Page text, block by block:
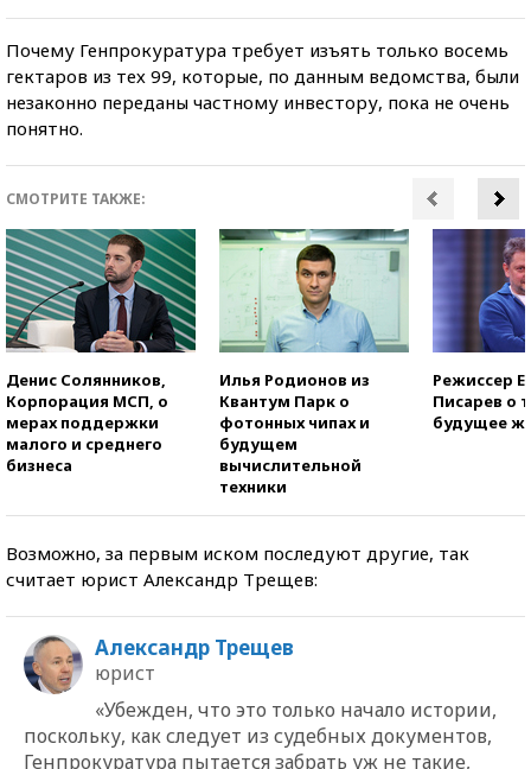
Почему Генпрокуратура требует изъять только восемь
гектаров из тех 99, которые, по данным ведомства, были
незаконно переданы частному инвестору, пока не очень
понятно.
СМОТРИТЕ ТАКЖЕ:
Денис Солянников,
Корпорация МСП, о
мерах поддержки
малого и среднего
бизнеса
Илья Родионов из
Квантум Парк о
фотонных чипах и
будущем
вычислительной
техники
Режиссер
Писарев о
будущее
Возможно, за первым иском последуют другие, так
считает юрист Александр Трещев:
Александр Трещев
юрист
«Убежден, что это только начало истории,
поскольку, как следует из судебных документов,
Генпрокуратура пытается забрать уж не такие,